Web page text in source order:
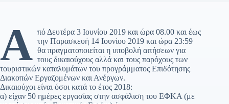
Α πό Δευτέρα 3 Ιουνίου 2019 και ώρα 08.00 και έως
την Παρασκευή 14 Ιουνίου 2019 και ώρα 23:59
θα πραγματοποιείται η υποβολή αιτήσεων για
τους δικαιούχους αλλά και τους παρόχους των
τουριστικών καταλυμάτων του προγράμματος Επιδότησης
Διακοπών Εργαζομένων και Ανέργων.
Δικαιούχοι είναι όσοι κατά το έτος 2018:
α) είχαν 50 ημέρες εργασίας στην ασφάλιση του ΕΦΚΑ (με